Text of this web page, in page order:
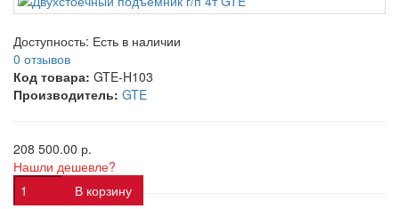
Доступность: Есть в наличии
0 отзывов
Код товара: GTE-H103
Производитель: GTE
208 500.00 р.
Нашли дешевле?
В корзину